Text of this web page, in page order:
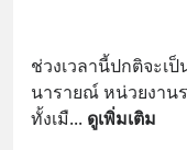
ช่วงเวลานี้ปกติจะเ
นารายณ์ หน่วยงาน
ทั้งเมื... ดูเพิ่มเติม